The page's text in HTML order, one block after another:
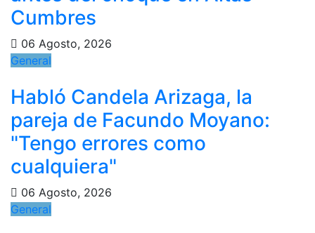
Cumbres
06 Agosto, 2026
General
Habló Candela Arizaga, la
pareja de Facundo Moyano:
"Tengo errores como
cualquiera"
06 Agosto, 2026
General